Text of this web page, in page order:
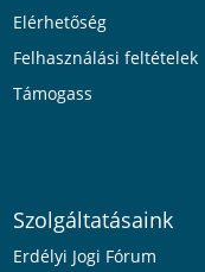
Elérhetőség
Felhasználási feltételek
Támogass
Szolgáltatásaink
Erdélyi Jogi Fórum